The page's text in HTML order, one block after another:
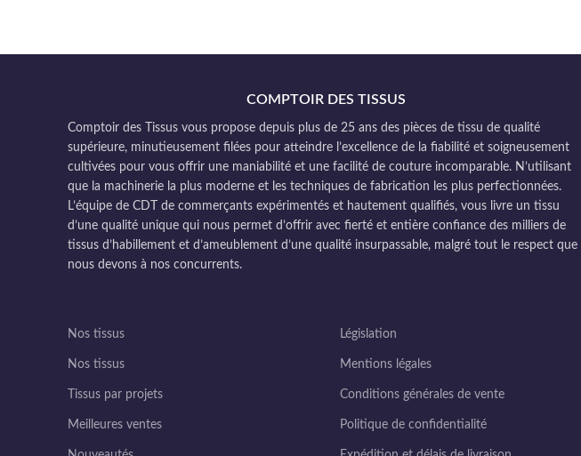
COMPTOIR DES TISSUS
Comptoir des Tissus vous propose depuis plus de 25 ans des pièces de tissu de qualité
supérieure, minutieusement filées pour atteindre l’excellence de la fiabilité et soigneusement
cultivées pour vous offrir une maniabilité et une facilité de couture incomparable. N’utilisant
que la machinerie la plus moderne et les techniques de fabrication les plus perfectionnées.
L’équipe de CDT de commerçants expérimentés et hautement qualifiés, vous livre un tissu
d’une qualité unique qui nous permet d’offrir avec fierté et entière confiance des milliers de
tissus d’habillement et d’ameublement d’une qualité insurpassable, malgré tout le respect que
nous devons à nos concurrents.
Nos tissus
Nos tissus
Tissus par projets
Meilleures ventes
Législation
Mentions légales
Conditions générales de vente
Politique de confidentialité